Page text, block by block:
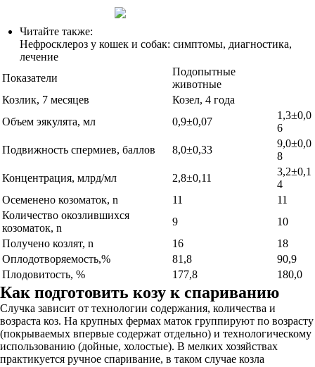
Читайте также:
Нефросклероз у кошек и собак: симптомы, диагностика,
лечение
Показатели
Подопытные
животные
Козлик, 7 месяцев
Козел, 4 года
Объем эякулята, мл
0,9±0,07
1,3±0,0
6
Подвижность спермиев, баллов
8,0±0,33
9,0±0,0
8
Концентрация, млрд/мл
2,8±0,11
3,2±0,1
4
Осеменено козоматок, n
11
11
Количество окозлившихся
козоматок, n
9
10
Получено козлят, n
16
18
Оплодотворяемость,%
81,8
90,9
Плодовитость, %
177,8 180,0
Как подготовить козу к спариванию
Случка зависит от технологии содержания, количества и
возраста коз. На крупных фермах маток группируют по возрасту
(покрываемых впервые содержат отдельно) и технологическому
использованию (дойные, холостые). В мелких хозяйствах
практикуется ручное спаривание, в таком случае козла